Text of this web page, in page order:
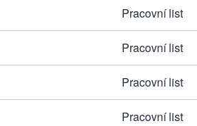
Pracovní list
Pracovní list
Pracovní list
Pracovní list